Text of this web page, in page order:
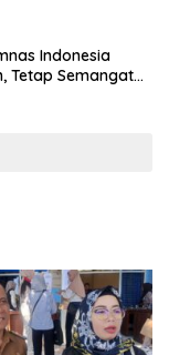
Indonesia
Tetap Semangat